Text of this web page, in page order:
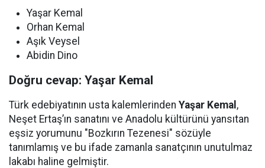
Yaşar Kemal
Orhan Kemal
Aşık Veysel
Abidin Dino
Doğru cevap: Yaşar Kemal
Türk edebiyatının usta kalemlerinden Yaşar Kemal ,
Neşet Ertaş’ın sanatını ve Anadolu kültürünü yansıtan
eşsiz yorumunu "Bozkırın Tezenesi" sözüyle
tanımlamış ve bu ifade zamanla sanatçının unutulmaz
lakabı haline gelmiştir.